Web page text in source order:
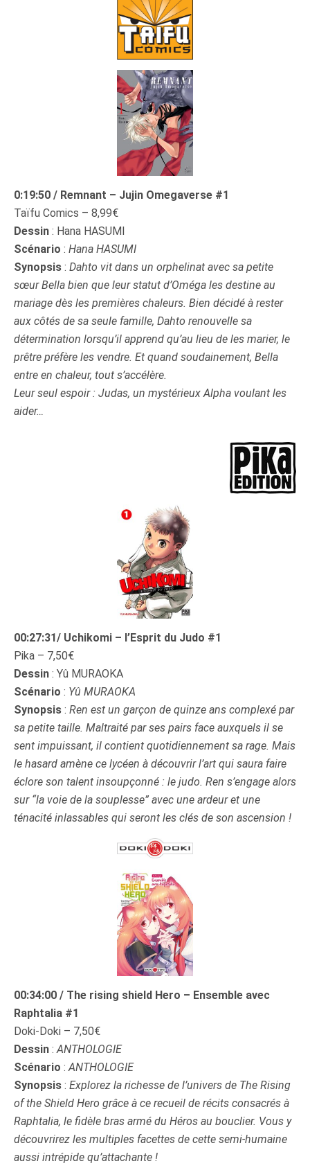
0:19:50 / Remnant – Jujin Omegaverse #1
Taïfu Comics – 8,99€
Dessin : Hana HASUMI
Scénario : Hana HASUMI
Synopsis : Dahto vit dans un orphelinat avec sa petite
sœur Bella bien que leur statut d’Oméga les destine au
mariage dès les premières chaleurs. Bien décidé à rester
aux côtés de sa seule famille, Dahto renouvelle sa
détermination lorsqu’il apprend qu’au lieu de les marier, le
prêtre préfère les vendre. Et quand soudainement, Bella
entre en chaleur, tout s’accélère.
Leur seul espoir : Judas, un mystérieux Alpha voulant les
aider…
00:27:31/ Uchikomi – l’Esprit du Judo #1
Pika – 7,50€
Dessin : Yû MURAOKA
Scénario : Yû MURAOKA
Synopsis : Ren est un garçon de quinze ans complexé par
sa petite taille. Maltraité par ses pairs face auxquels il se
sent impuissant, il contient quotidiennement sa rage. Mais
le hasard amène ce lycéen à découvrir l’art qui saura faire
éclore son talent insoupçonné : le judo. Ren s’engage alors
sur “la voie de la souplesse” avec une ardeur et une
ténacité inlassables qui seront les clés de son ascension !
00:34:00 / The rising shield Hero – Ensemble avec
Raphtalia #1
Doki-Doki – 7,50€
Dessin : ANTHOLOGIE
Scénario : ANTHOLOGIE
Synopsis : Explorez la richesse de l’univers de The Rising
of the Shield Hero grâce à ce recueil de récits consacrés à
Raphtalia, le fidèle bras armé du Héros au bouclier. Vous y
découvrirez les multiples facettes de cette semi-humaine
aussi intrépide qu’attachante !